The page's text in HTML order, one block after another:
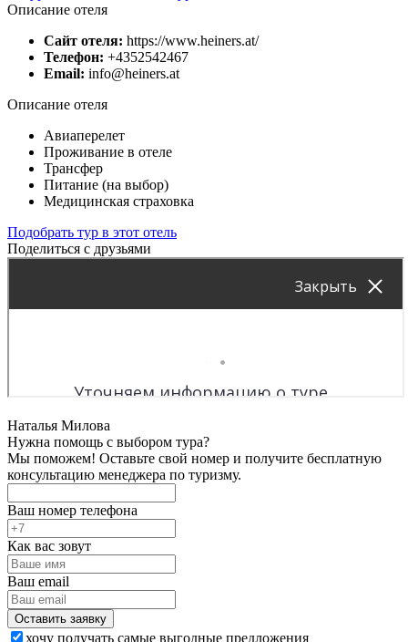
Описание отеля
Сайт отеля: https://www.heiners.at/
Телефон: +4352542467
Email: info@heiners.at
Описание отеля
Авиаперелет
Проживание в отеле
Трансфер
Питание (на выбор)
Медицинская страховка
Подобрать тур в этот отель
Поделиться с друзьями
Наталья Милова
Нужна помощь с выбором тура?
Мы поможем! Оставьте свой номер и получите бесплатную
консультацию менеджера по туризму.
Ваш номер телефона
Как вас зовут
Ваш email
хочу получать самые выгодные предложения